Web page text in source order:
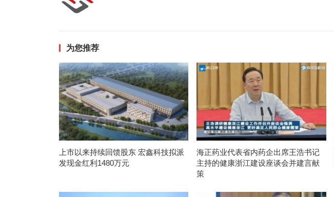
为您推荐
上市以来持续回馈股东 宏鑫科技拟派
发现金红利1480万元
海正药业代表省内药企出席王浩书记
主持的健康浙江建设座谈会并建言献
策